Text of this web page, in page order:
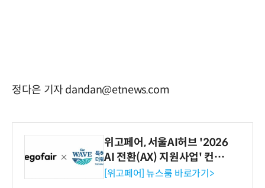
정다은 기자 dandan@etnews.com
위고페어, 서울AI허브 '2026
AI 전환(AX) 지원사업' 컨소
시엄 선정
[위고페어] 뉴스룸 바로가기>